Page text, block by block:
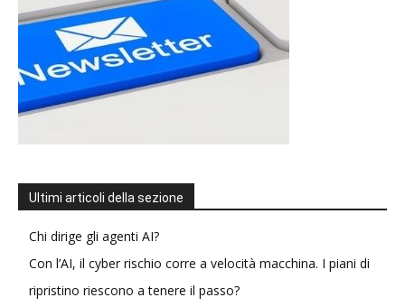
Ultimi articoli della sezione
Chi dirige gli agenti AI?
Con l’AI, il cyber rischio corre a velocità macchina. I piani di
ripristino riescono a tenere il passo?